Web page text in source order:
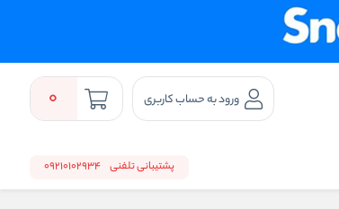
ورود به حساب کاربری 0
پشتیبانی تلفنی 09210102934